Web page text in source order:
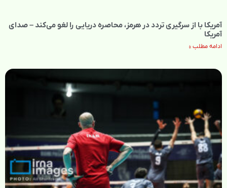
آمریکا با از سرگیری تردد در هرمز، محاصره دریایی را لغو می‌کند – صدای
آمریکا
ادامه مطلب »